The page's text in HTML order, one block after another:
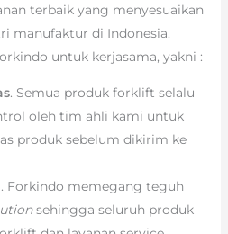
terbaik yang menyesuaikan
manufaktur di Indonesia.
untuk kerjasama, yakni :
. Semua produk forklift selalu
oleh tim ahli kami untuk
produk sebelum dikirim ke
. Forkindo memegang teguh
sehingga seluruh produk